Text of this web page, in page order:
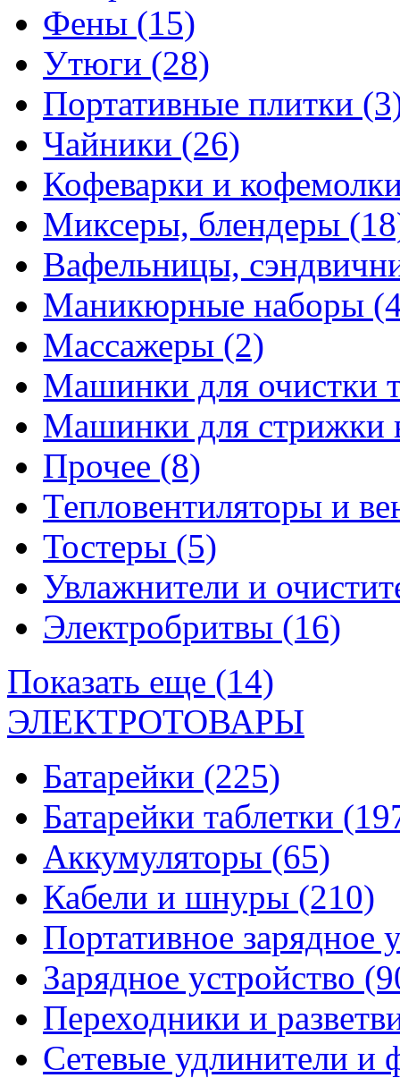
Фены (15)
Утюги (28)
Портативные плитки
Чайники (26)
Кофеварки и
Миксеры, блендеры
Вафельницы,
Маникюрные наборы
Массажеры (2)
Машинки для очистки
Машинки для стрижки
Прочее (8)
Тепловентиляторы и
Тостеры (5)
Увлажнители и
Электробритвы (16)
Показать еще (14)
ЭЛЕКТРОТОВАРЫ
Батарейки (225)
Батарейки таблетки
Аккумуляторы (65)
Кабели и шнуры (210)
Портативное зарядное
Зарядное устройство
Переходники и
Сетевые удлинители и